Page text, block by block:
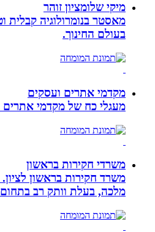
מיקי שלומציון זוהר
בעולם החינוך.
מקדמי אתרים ועסקים
מעגלי כח של מקדמי אתרים
משרדי חקירות בראשון
משרד חקירות בראשון
מלכה, בעלת וותק רב בתחום